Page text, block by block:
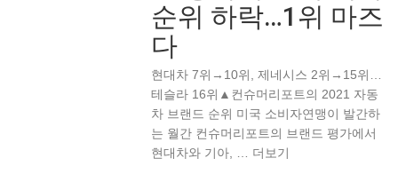
순위 하락…1위 마즈
다
현대차 7위→10위, 제네시스 2위→15위…
테슬라 16위▲컨슈머리포트의 2021 자동
차 브랜드 순위 미국 소비자연맹이 발간하
는 월간 컨슈머리포트의 브랜드 평가에서
현대차와 기아, … 더보기